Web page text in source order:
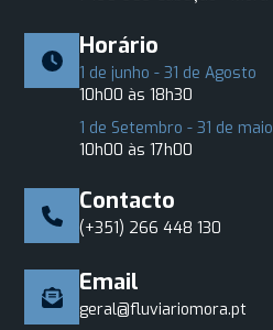
Horário
1 de junho - 31 de Agosto
10h00 às 18h30
1 de Setembro - 31 de maio
10h00 às 17h00
Contacto
(+351) 266 448 130
Email
geral@fluviariomora.pt